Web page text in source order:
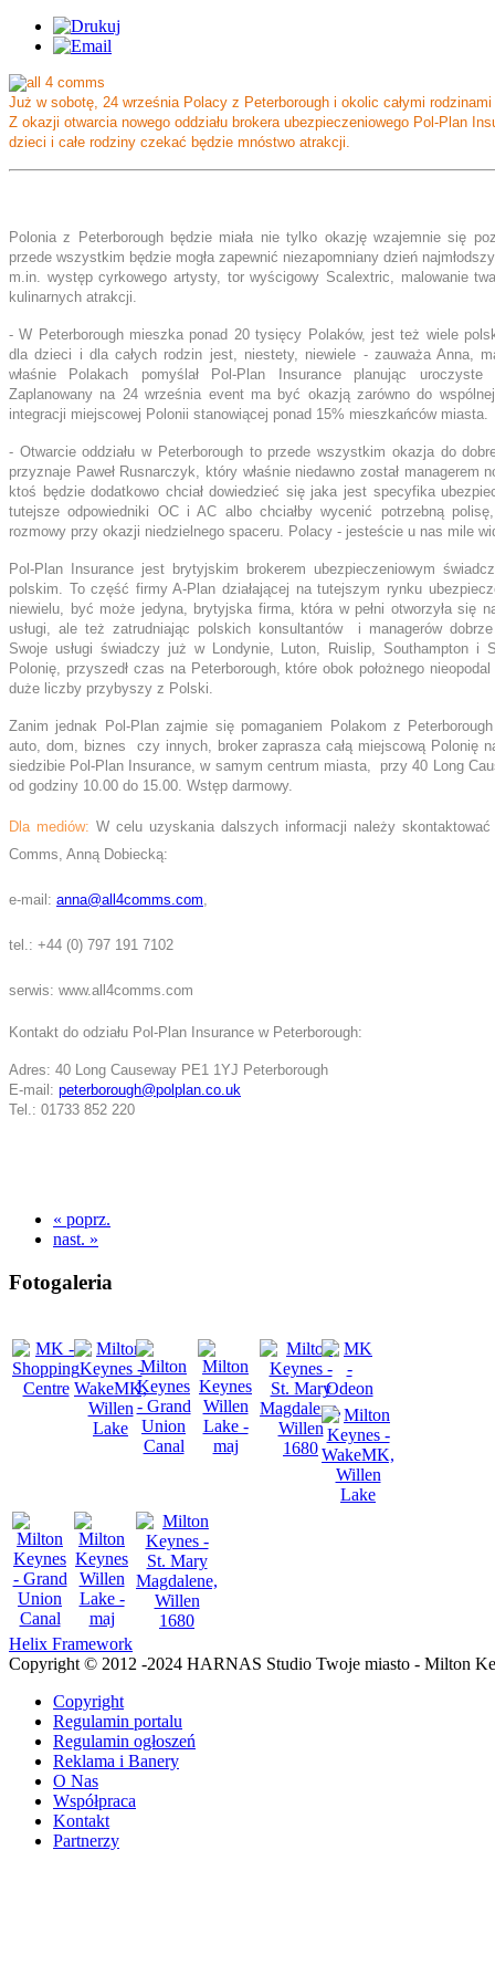
Już w sobotę, 24 września Polacy z Peterborough i okolic całymi
Z okazji otwarcia nowego oddziału brokera ubezpieczeniowego Pol-Plan
dzieci i całe rodziny czekać będzie mnóstwo atrakcji.
Polonia z Peterborough będzie miała nie tylko okazję wzajemnie się
przede wszystkim będzie mogła zapewnić niezapomniany dzień
m.in. występ cyrkowego artysty, tor wyścigowy Scalextric, malowanie
kulinarnych atrakcji.
- W Peterborough mieszka ponad 20 tysięcy Polaków, jest też wiele
dla dzieci i dla całych rodzin jest, niestety, niewiele - zauważa Anna,
właśnie Polakach pomyślał Pol-Plan Insurance planując uroczyste
Zaplanowany na 24 września event ma być okazją zarówno do
integracji miejscowej Polonii stanowiącej ponad 15% mieszkańców miasta.
- Otwarcie oddziału w Peterborough to przede wszystkim okazja do
przyznaje Paweł Rusnarczyk, który właśnie niedawno został
ktoś będzie dodatkowo chciał dowiedzieć się jaka jest specyfika
tutejsze odpowiedniki OC i AC albo chciałby wycenić potrzebną
rozmowy przy okazji niedzielnego spaceru. Polacy - jesteście u nas mile
Pol-Plan Insurance jest brytyjskim brokerem ubezpieczeniowym
polskim. To część firmy A-Plan działającej na tutejszym rynku
niewielu, być może jedyna, brytyjska firma, która w pełni otworzyła się
usługi, ale też zatrudniając polskich konsultantów i managerów
Swoje usługi świadczy już w Londynie, Luton, Ruislip, Southampton i
Polonię, przyszedł czas na Peterborough, które obok położnego
duże liczby przybyszy z Polski.
Zanim jednak Pol-Plan zajmie się pomaganiem Polakom z
auto, dom, biznes czy innych, broker zaprasza całą miejscową Polonię
siedzibie Pol-Plan Insurance, w samym centrum miasta, przy 40 Long
od godziny 10.00 do 15.00. Wstęp darmowy.
Dla mediów: W celu uzyskania dalszych informacji należy
Comms, Anną Dobiecką:
e-mail: anna@all4comms.com,
tel.: +44 (0) 797 191 7102
serwis: www.all4comms.com
Kontakt do odziału Pol-Plan Insurance w Peterborough:
Adres: 40 Long Causeway PE1 1YJ Peterborough
E-mail: peterborough@polplan.co.uk
Tel.: 01733 852 220
« poprz.
nast. »
Fotogaleria
Helix Framework
Copyright © 2012 -2024 HARNAS Studio Twoje miasto - Milton
Copyright
Regulamin portalu
Regulamin ogłoszeń
Reklama i Banery
O Nas
Współpraca
Kontakt
Partnerzy